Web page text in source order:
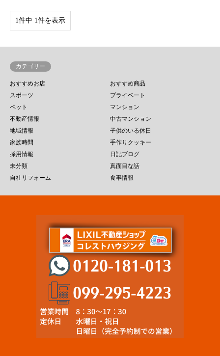
1件中 1件を表示
カテゴリー
おすすめお店
おすすめ商品
スポーツ
プライベート
ペット
マンション
不動産情報
中古マンション
地域情報
子供のいる休日
家族時間
手作りクッキー
採用情報
日記ブログ
未分類
真面目な話
自社リフォーム
食事情報